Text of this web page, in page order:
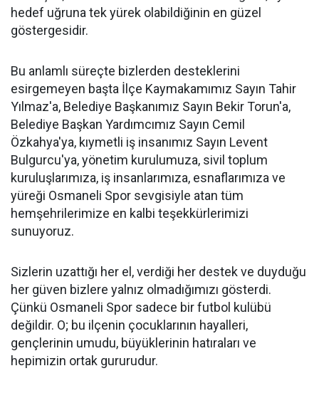
hedef uğruna tek yürek olabildiğinin en güzel
göstergesidir.
Bu anlamlı süreçte bizlerden desteklerini
esirgemeyen başta İlçe Kaymakamımız Sayın Tahir
Yılmaz'a, Belediye Başkanımız Sayın Bekir Torun'a,
Belediye Başkan Yardımcımız Sayın Cemil
Özkahya'ya, kıymetli iş insanımız Sayın Levent
Bulgurcu'ya, yönetim kurulumuza, sivil toplum
kuruluşlarımıza, iş insanlarımıza, esnaflarımıza ve
yüreği Osmaneli Spor sevgisiyle atan tüm
hemşehrilerimize en kalbi teşekkürlerimizi
sunuyoruz.
Sizlerin uzattığı her el, verdiği her destek ve duyduğu
her güven bizlere yalnız olmadığımızı gösterdi.
Çünkü Osmaneli Spor sadece bir futbol kulübü
değildir. O; bu ilçenin çocuklarının hayalleri,
gençlerinin umudu, büyüklerinin hatıraları ve
hepimizin ortak gururudur.